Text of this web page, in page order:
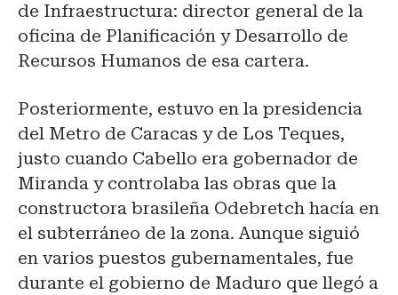
de Infraestructura: director general de la
oficina de Planificación y Desarrollo de
Recursos Humanos de esa cartera.
Posteriormente, estuvo en la presidencia
del Metro de Caracas y de Los Teques,
justo cuando Cabello era gobernador de
Miranda y controlaba las obras que la
constructora brasileña Odebretch hacía en
el subterráneo de la zona. Aunque siguió
en varios puestos gubernamentales, fue
durante el gobierno de Maduro que llegó a